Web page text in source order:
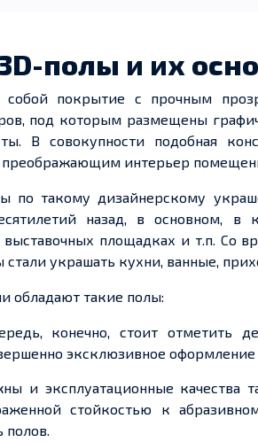
D-полы и их
собой покрытие с прочным
под которым размещены
В совокупности подобная
интерьер
по такому дизайнерскому
назад, в основном, в
выставочных площадках и т.п. Со
стали украшать кухни, ванные,
обладают такие полы:
, конечно, стоит отметить
эксклюзивное
и эксплуатационные качества
стойкостью к
полов.